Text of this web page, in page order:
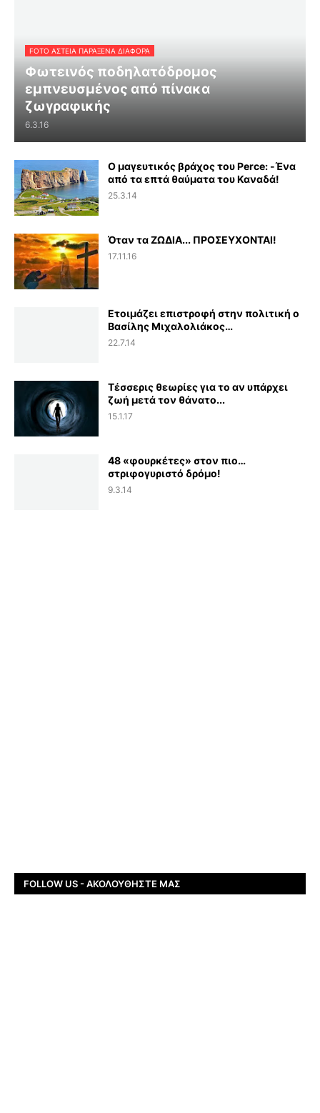
FOTO ΑΣΤΕΙΑ ΠΑΡΑΞΕΝΑ ΔΙΑΦΟΡΑ
Φωτεινός ποδηλατόδρομος
εμπνευσμένος από πίνακα
ζωγραφικής
6.3.16
Ο μαγευτικός βράχος του Perce: -Ένα
από τα επτά θαύματα του Καναδά!
25.3.14
Όταν τα ΖΩΔΙΑ... ΠΡΟΣΕΥΧΟΝΤΑΙ!
17.11.16
Ετοιμάζει επιστροφή στην πολιτική ο
Βασίλης Μιχαλολιάκος…
22.7.14
Τέσσερις θεωρίες για το αν υπάρχει
ζωή μετά τον θάνατο...
15.1.17
48 «φουρκέτες» στον πιο…
στριφογυριστό δρόμο!
9.3.14
FOLLOW US - ΑΚΟΛΟΥΘΉΣΤΕ ΜΑΣ